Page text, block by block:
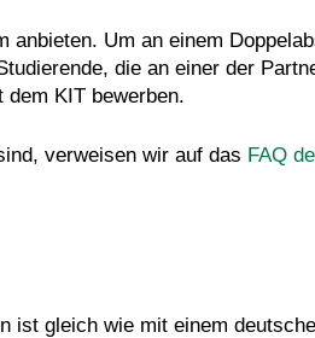
Um an einem
die an einer der
KIT bewerben.
verweisen wir auf das FAQ
gleich wie mit einem